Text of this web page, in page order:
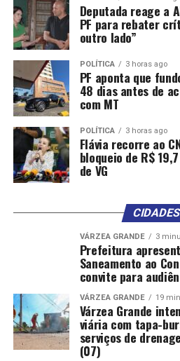
Deputada reage a
PF para rebater
outro lado”
POLÍTICA 3 horas ago
PF aponta que
48 dias antes de
com MT
POLÍTICA 3 horas ago
Flávia recorre ao
bloqueio de R$
de VG
CIDADES
VÁRZEA GRANDE 3
Prefeitura
Saneamento ao
convite para
VÁRZEA GRANDE 19
Várzea Grande
viária com tapa-
serviços de
(07)